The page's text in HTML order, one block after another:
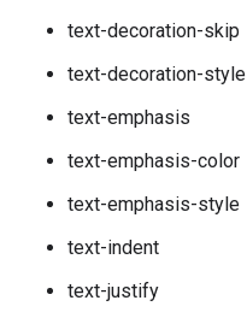
text-decoration-skip
text-decoration-style
text-emphasis
text-emphasis-color
text-emphasis-style
text-indent
text-justify